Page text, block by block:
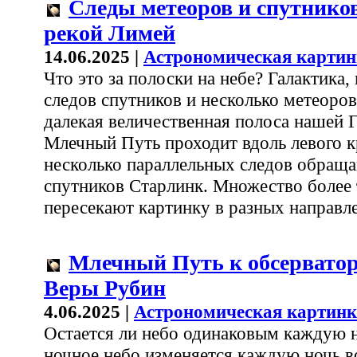
Следы метеоров и
рекой Лимей
14.06.2025 | Астрономическая
Что это за полоски на небе?
следов спутников и несколько
далекая величественная полоса нашей
Млечный Путь проходит вдоль левого
несколько параллельных следов
спутников Старлинк. Множество более
пересекают картинку в разных
Млечный Путь к
Веры Рубин
4.06.2025 | Астрономическая
Остается ли небо одинаковым каждую